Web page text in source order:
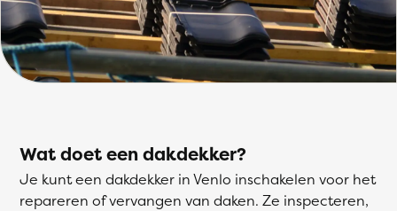
Wat doet een dakdekker?
Je kunt een dakdekker in Venlo inschakelen voor het
repareren of vervangen van daken. Ze inspecteren,